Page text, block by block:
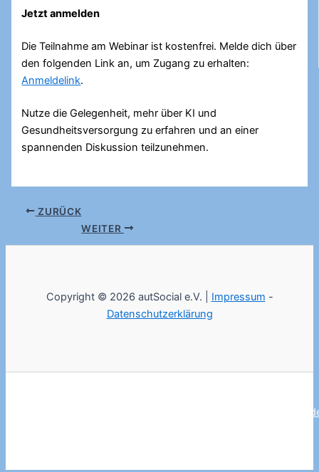
Jetzt anmelden
Die Teilnahme am Webinar ist kostenfrei. Melde dich über
den folgenden Link an, um Zugang zu erhalten:
Anmeldelink.
Nutze die Gelegenheit, mehr über KI und
Gesundheitsversorgung zu erfahren und an einer
spannenden Diskussion teilzunehmen.
ZURÜCK
WEITER
Copyright © 2026 autSocial e.V. | Impressum -
Datenschutzerklärung